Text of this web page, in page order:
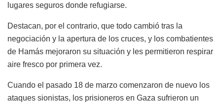
lugares seguros donde refugiarse.
Destacan, por el contrario, que todo cambió tras la
negociación y la apertura de los cruces, y los combatientes
de Hamás mejoraron su situación y les permitieron respirar
aire fresco por primera vez.
Cuando el pasado 18 de marzo comenzaron de nuevo los
ataques sionistas, los prisioneros en Gaza sufrieron un